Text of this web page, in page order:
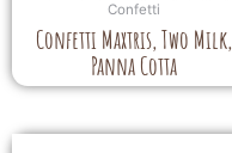
Confetti
Confetti Maxtris, Two Milk,
Panna Cotta